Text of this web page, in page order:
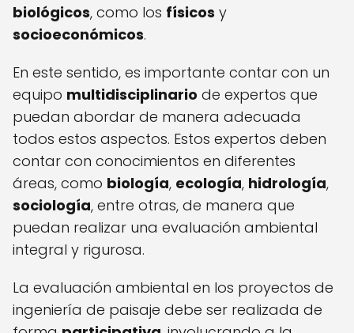
biológicos, como los físicos y
socioeconómicos.
En este sentido, es importante contar con un
equipo multidisciplinario de expertos que
puedan abordar de manera adecuada
todos estos aspectos. Estos expertos deben
contar con conocimientos en diferentes
áreas, como biología, ecología, hidrología,
sociología, entre otras, de manera que
puedan realizar una evaluación ambiental
integral y rigurosa.
La evaluación ambiental en los proyectos de
ingeniería de paisaje debe ser realizada de